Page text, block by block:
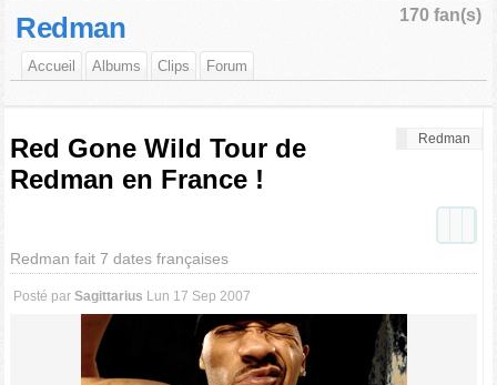
170 fan(s)
Redman
Accueil Albums Clips Forum
Redman
Red Gone Wild Tour de
Redman en France !
Redman fait 7 dates françaises
Posté parSagittarius Lun 17 Sep 2007